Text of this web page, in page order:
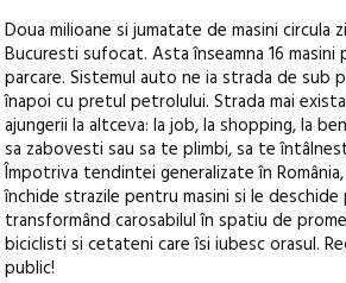
Doua milioane si jumatate de masini circula
Bucuresti sufocat. Asta înseamna 16
parcare. Sistemul auto ne ia strada de sub
înapoi cu pretul petrolului. Strada mai
ajungerii la altceva: la job, la shopping, la
sa zabovesti sau sa te plimbi, sa te
Împotriva tendintei generalizate în
închide strazile pentru masini si le
transformând carosabilul în spatiu de
biciclisti si cetateni care îsi iubesc orasul.
public!